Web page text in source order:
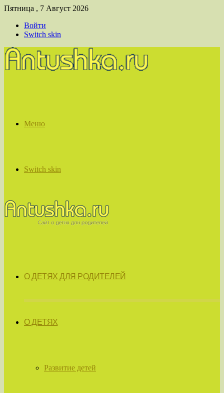
Пятница , 7 Август 2026
Войти
Switch skin
Меню
Switch skin
О ДЕТЯХ ДЛЯ РОДИТЕЛЕЙ
О ДЕТЯХ
Развитие детей